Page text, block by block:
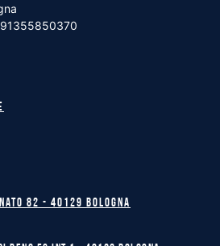
82 - 40129 BOLOGNA